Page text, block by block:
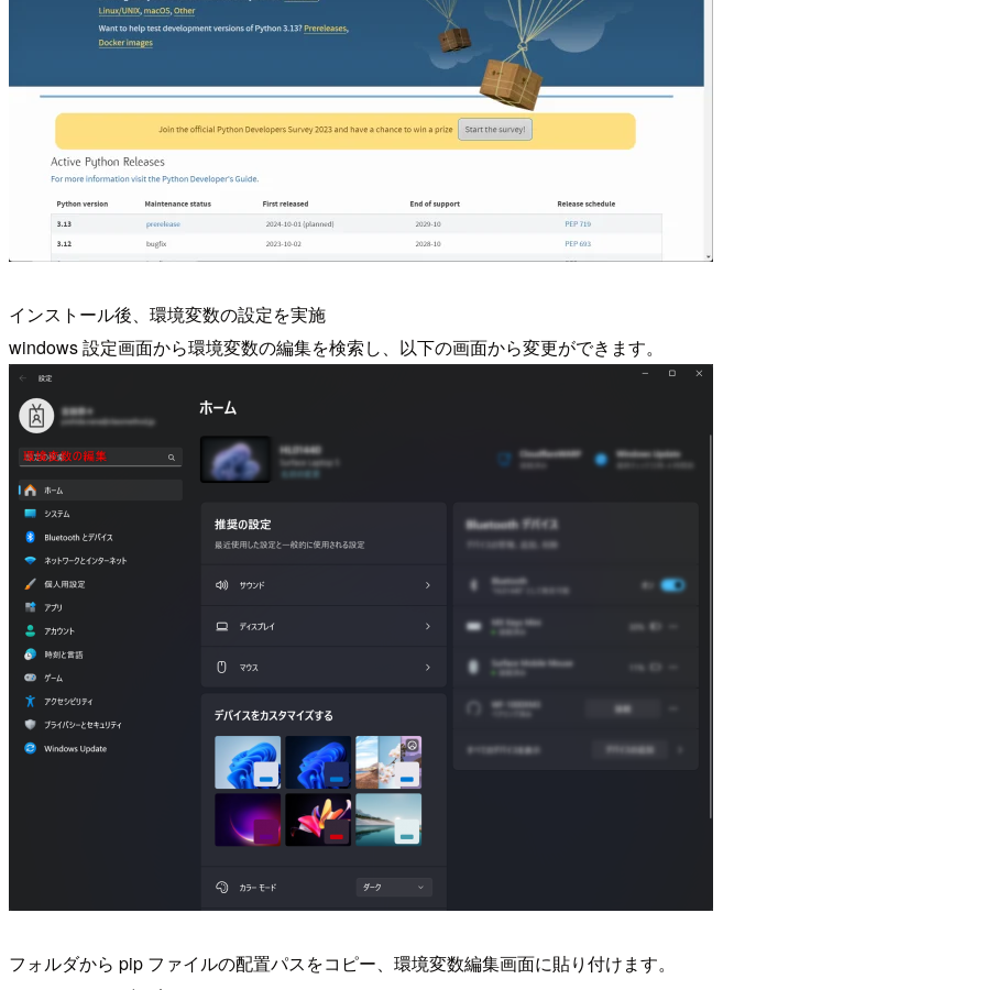
インストール後、環境変数の設定を実施
windows 設定画面から環境変数の編集を検索し、以下の画面から変更ができます。
フォルダから pip ファイルの配置パスをコピー、環境変数編集画面に貼り付けます。